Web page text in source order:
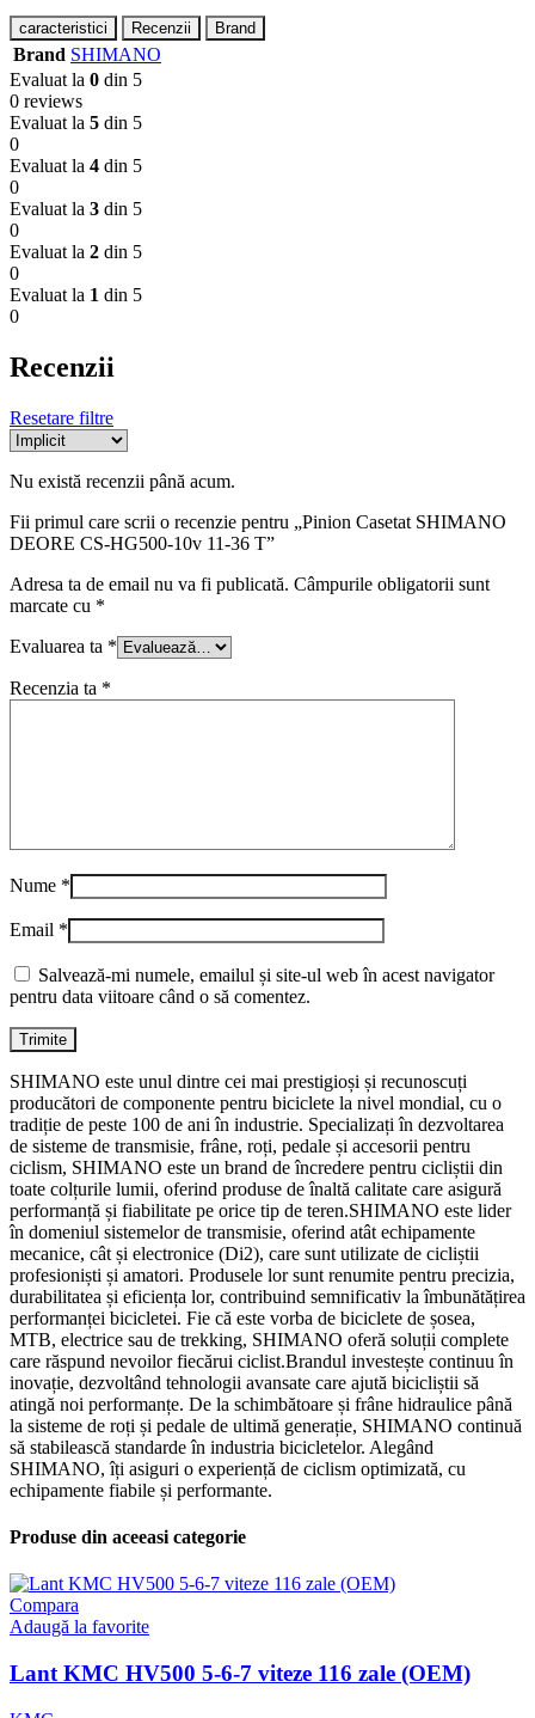
caracteristici Recenzii Brand
Brand SHIMANO
Evaluat la 0 din 5
0 reviews
Evaluat la 5 din 5
0
Evaluat la 4 din 5
0
Evaluat la 3 din 5
0
Evaluat la 2 din 5
0
Evaluat la 1 din 5
0
Recenzii
Resetare filtre
Nu există recenzii până acum.
Fii primul care scrii o recenzie pentru „Pinion Casetat SHIMANO
DEORE CS-HG500-10v 11-36 T”
Adresa ta de email nu va fi publicată. Câmpurile obligatorii sunt
marcate cu *
Evaluarea ta *
Recenzia ta *
Nume *
Email *
Salvează-mi numele, emailul și site-ul web în acest navigator
pentru data viitoare când o să comentez.
SHIMANO este unul dintre cei mai prestigioși și recunoscuți
producători de componente pentru biciclete la nivel mondial, cu o
tradiție de peste 100 de ani în industrie. Specializați în dezvoltarea
de sisteme de transmisie, frâne, roți, pedale și accesorii pentru
ciclism, SHIMANO este un brand de încredere pentru cicliștii din
toate colțurile lumii, oferind produse de înaltă calitate care asigură
performanță și fiabilitate pe orice tip de teren.SHIMANO este lider
în domeniul sistemelor de transmisie, oferind atât echipamente
mecanice, cât și electronice (Di2), care sunt utilizate de cicliștii
profesioniști și amatori. Produsele lor sunt renumite pentru precizia,
durabilitatea și eficiența lor, contribuind semnificativ la îmbunătățirea
performanței bicicletei. Fie că este vorba de biciclete de șosea,
MTB, electrice sau de trekking, SHIMANO oferă soluții complete
care răspund nevoilor fiecărui ciclist.Brandul investește continuu în
inovație, dezvoltând tehnologii avansate care ajută bicicliștii să
atingă noi performanțe. De la schimbătoare și frâne hidraulice până
la sisteme de roți și pedale de ultimă generație, SHIMANO continuă
să stabilească standarde în industria bicicletelor. Alegând
SHIMANO, îți asiguri o experiență de ciclism optimizată, cu
echipamente fiabile și performante.
Produse din aceeasi categorie
Compara
Adaugă la favorite
Lant KMC HV500 5-6-7 viteze 116 zale (OEM)